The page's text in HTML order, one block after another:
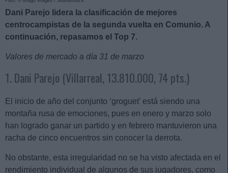
Dani Parejo lidera la clasificación de mejores
centrocampistas de la segunda vuelta en Comunio. A
continuación, repasamos el Top 7.
Valores de mercado a día 31 de marzo
1. Dani Parejo (Villarreal, 13.810.000, 74 pts.)
El inicio de año del conjunto ‘groguet’ está siendo una
montaña rusa de emociones, pues en enero y marzo solo
han logrado ganar un partido y en febrero mantuvieron una
racha de cinco encuentros sin conocer la derrota.
No obstante, esta irregularidad no se ha visto afectada en el
rendimiento individual de algunos de sus jugadores, como